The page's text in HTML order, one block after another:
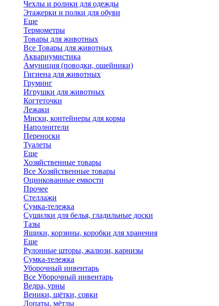
Чехлы и ролики для одежды
Этажерки и полки для обуви
Еще
Термометры
Товары для животных
Все Товары для животных
Аквариумистика
Амуниция (поводки, ошейники)
Гигиена для животных
Груминг
Игрушки для животных
Когтеточки
Лежаки
Миски, контейнеры для корма
Наполнители
Переноски
Туалеты
Еще
Хозяйственные товары
Все Хозяйственные товары
Оцинкованные емкости
Прочее
Стеллажи
Сумка-тележка
Сушилки для белья, гладильные доски
Тазы
Ящики, корзины, коробки для хранения
Еще
Рулонные шторы, жалюзи, карнизы
Сумка-тележка
Уборочный инвентарь
Все Уборочный инвентарь
Ведра, урны
Веники, щётки, совки
Лопаты, мётлы